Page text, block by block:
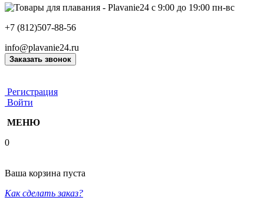
с 9:00 до 19:00 пн-вс
+7 (812)507-88-56
info@plavanie24.ru
Заказать звонок
Регистрация
Войти
МЕНЮ
0
Ваша корзина пуста
Как сделать заказ?